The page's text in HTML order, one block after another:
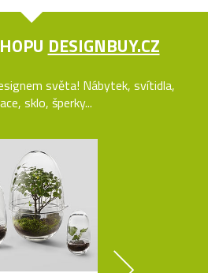
DESIGNBUY.CZ
světa! Nábytek, svítidla,
sklo, šperky...